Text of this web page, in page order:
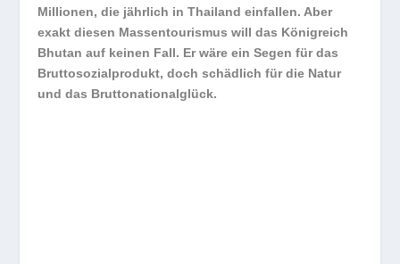
Millionen, die jährlich in Thailand einfallen. Aber
exakt diesen Massentourismus will das Königreich
Bhutan auf keinen Fall. Er wäre ein Segen für das
Bruttosozialprodukt, doch schädlich für die Natur
und das Bruttonationalglück.